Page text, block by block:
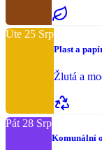
Úte 25 Srp
Plast a
Žlutá a
Pát 28 Srp
Komunální